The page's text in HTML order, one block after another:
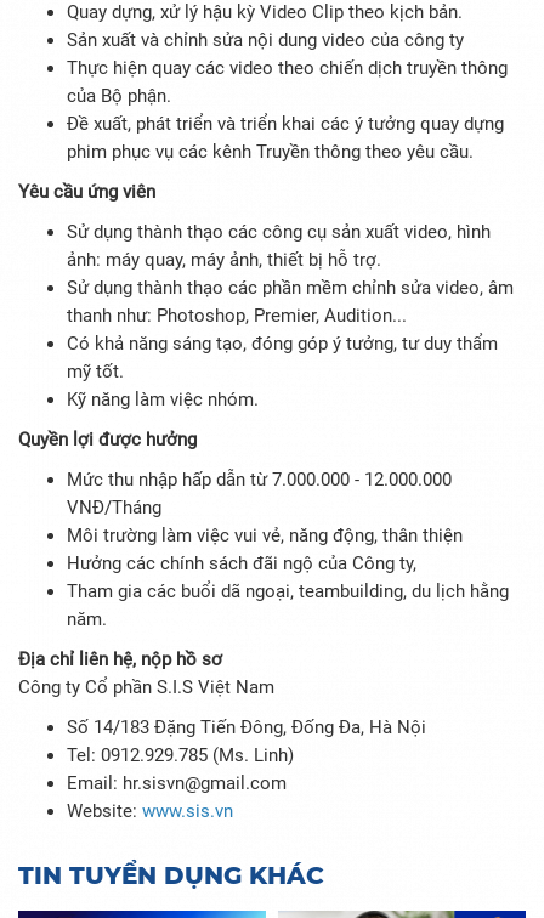
Quay dựng, xử lý hậu kỳ Video Clip theo kịch bản.
Sản xuất và chỉnh sửa nội dung video của công ty
Thực hiện quay các video theo chiến dịch truyền thông
của Bộ phận.
Đề xuất, phát triển và triển khai các ý tưởng quay dựng
phim phục vụ các kênh Truyền thông theo yêu cầu.
Yêu cầu ứng viên
Sử dụng thành thạo các công cụ sản xuất video, hình
ảnh: máy quay, máy ảnh, thiết bị hỗ trợ.
Sử dụng thành thạo các phần mềm chỉnh sửa video, âm
thanh như: Photoshop, Premier, Audition...
Có khả năng sáng tạo, đóng góp ý tưởng, tư duy thẩm
mỹ tốt.
Kỹ năng làm việc nhóm.
Quyền lợi được hưởng
Mức thu nhập hấp dẫn từ 7.000.000 - 12.000.000
VNĐ/Tháng
Môi trường làm việc vui vẻ, năng động, thân thiện
Hưởng các chính sách đãi ngộ của Công ty,
Tham gia các buổi dã ngoại, teambuilding, du lịch hằng
năm.
Địa chỉ liên hệ, nộp hồ sơ
Công ty Cổ phần S.I.S Việt Nam
Số 14/183 Đặng Tiến Đông, Đống Đa, Hà Nội
Tel: 0912.929.785 (Ms. Linh)
Email: hr.sisvn@gmail.com
Website: www.sis.vn
TIN TUYỂN DỤNG KHÁC